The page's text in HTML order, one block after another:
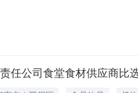
任公司食堂食材供应商比